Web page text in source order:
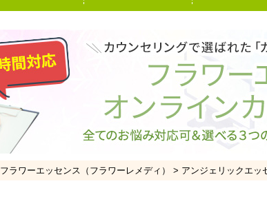
フラワーエッセンス（フラワーレメディ） アンジェリックエッ